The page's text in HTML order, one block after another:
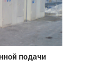
подачи